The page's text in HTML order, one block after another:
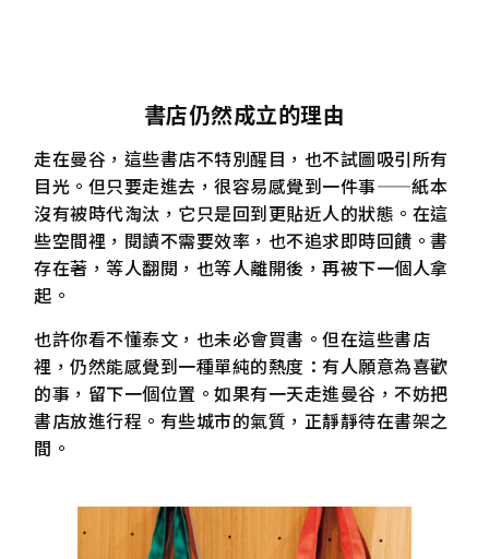
書店仍然成立的理由
走在曼谷，這些書店不特別醒目，也不試圖吸引所有
目光。但只要走進去，很容易感覺到一件事——紙本
沒有被時代淘汰，它只是回到更貼近人的狀態。在這
些空間裡，閱讀不需要效率，也不追求即時回饋。書
存在著，等人翻閱，也等人離開後，再被下一個人拿
起。
也許你看不懂泰文，也未必會買書。但在這些書店
裡，仍然能感覺到一種單純的熱度：有人願意為喜歡
的事，留下一個位置。如果有一天走進曼谷，不妨把
書店放進行程。有些城市的氣質，正靜靜待在書架之
間。